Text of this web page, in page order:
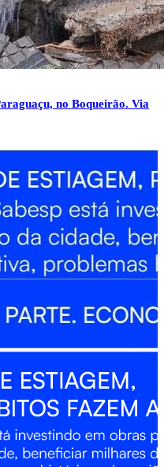
no Boqueirão. Via